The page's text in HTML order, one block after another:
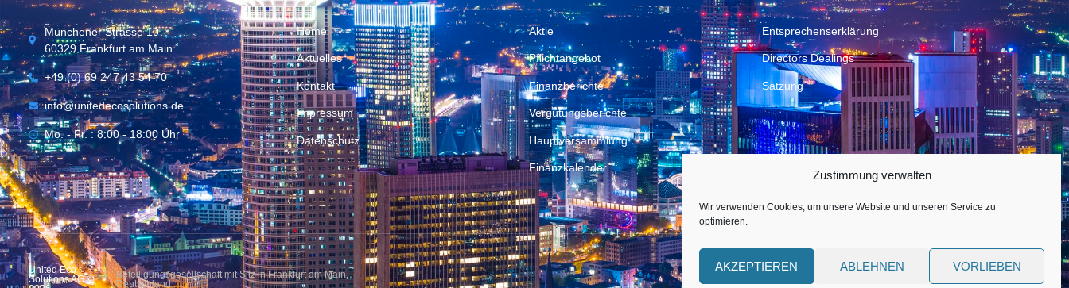
Zustimmung verwalten
Wir verwenden Cookies, um unsere Website und unseren Service zu
optimieren.
AKZEPTIEREN ABLEHNEN VORLIEBEN
Münchener Strasse 10
60329 Frankfurt am Main
+49 (0) 69 247 43 54 70
info@unitedecosolutions.de
Mo. - Fr. : 8:00 - 18:00 Uhr
Home
Aktuelles
Kontakt
Impressum
Datenschutz
Aktie
Pflichtangebot
Finanzberichte
Vergütungsberichte
Hauptversammlung
Finanzkalender
Entsprechenserklärung
Directors Dealings
Satzung
United Eco
Solutions AG ©
Beteiligungsgesellschaft mit Sitz in Frankfurt am Main,
Deutschland